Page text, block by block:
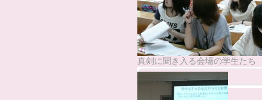
真剣に聞き入る会場の学生たち